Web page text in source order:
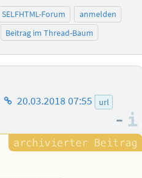
SELFHTML-Forum
anmelden
Beitrag im Thread-Baum
Homepage
Autors
20.03.2018 07:55 url
–